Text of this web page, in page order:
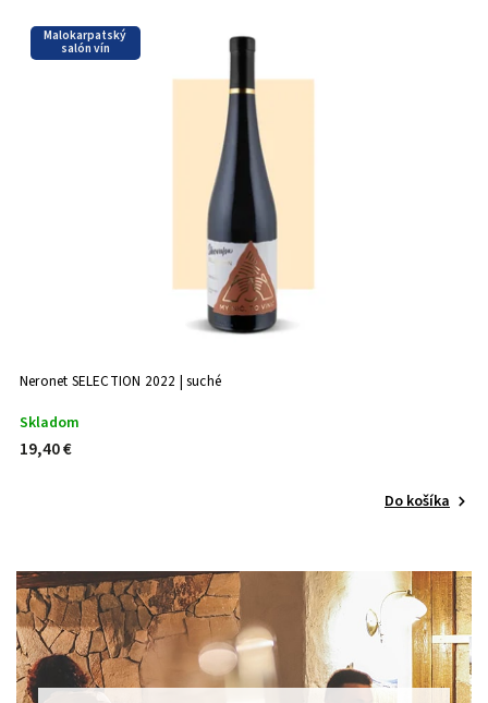
Malokarpatský
salón vín
Neronet SELECTION 2022 | suché
Skladom
19,40 €
Do košíka